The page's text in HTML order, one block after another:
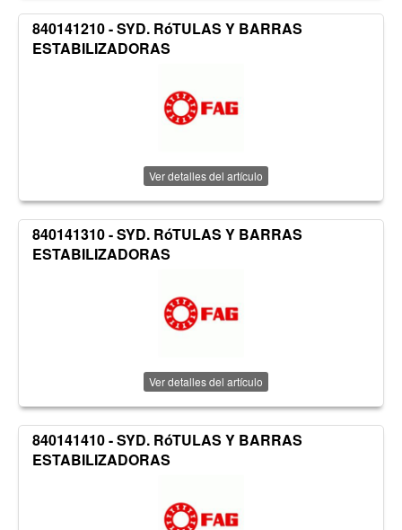
840141210 - SYD. RóTULAS Y BARRAS
ESTABILIZADORAS
Ver detalles del artículo
840141310 - SYD. RóTULAS Y BARRAS
ESTABILIZADORAS
Ver detalles del artículo
840141410 - SYD. RóTULAS Y BARRAS
ESTABILIZADORAS